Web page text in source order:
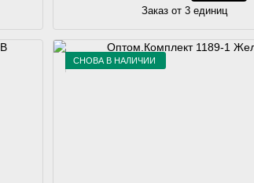
Заказ от 3 единиц
СНОВА В НАЛИЧИИ